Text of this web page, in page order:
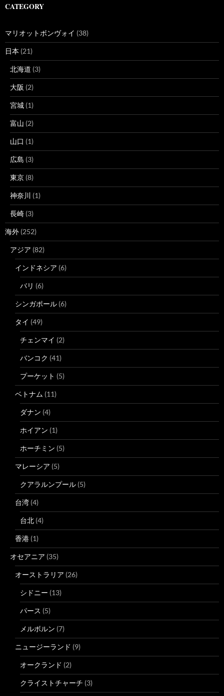
CATEGORY
マリオットボンヴォイ (38)
日本 (21)
北海道 (3)
大阪 (2)
宮城 (1)
富山 (2)
山口 (1)
広島 (3)
東京 (8)
神奈川 (1)
長崎 (3)
海外 (252)
アジア (82)
インドネシア (6)
バリ (6)
シンガポール (6)
タイ (49)
チェンマイ (2)
バンコク (41)
プーケット (5)
ベトナム (11)
ダナン (4)
ホイアン (1)
ホーチミン (5)
マレーシア (5)
クアラルンプール (5)
台湾 (4)
台北 (4)
香港 (1)
オセアニア (35)
オーストラリア (26)
シドニー (13)
パース (5)
メルボルン (7)
ニュージーランド (9)
オークランド (2)
クライストチャーチ (3)